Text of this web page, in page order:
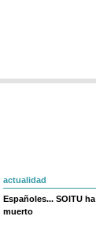
actualidad
Españoles... SOITU ha
muerto